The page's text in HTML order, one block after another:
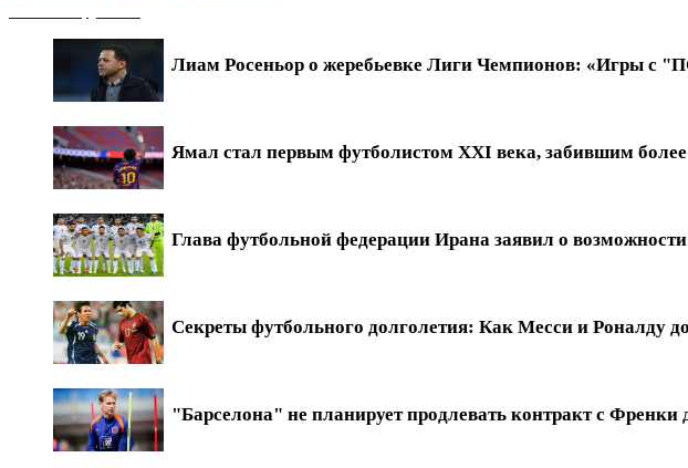
Лиам Росеньор о жеребьевке Лиги Чемпионов: «Игры с
Ямал стал первым футболистом XXI века, забившим более
Глава футбольной федерации Ирана заявил о
Секреты футбольного долголетия: Как Месси и Роналду
"Барселона" не планирует продлевать контракт с Френки